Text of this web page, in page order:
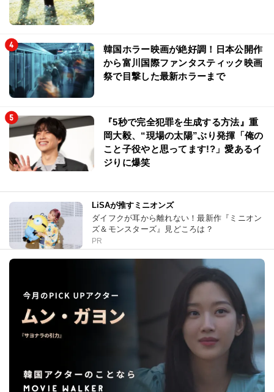
韓国ホラー映画が絶好調！日本公開作
から富川国際ファンタスティック映画
祭で目撃した最新ホラーまで
『5秒で完全犯罪を生成する方法』重
岡大毅、“現場の太陽”ぶり発揮「俺の
こと子役やと思ってます!?」愛あるイ
ジりに爆笑
LiSAが推すミニオンズ
ダイフクが耳から離れない！最新作『ミニオン
ズ＆モンスターズ』見どころは？
PR